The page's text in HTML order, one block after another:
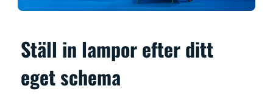
Ställ in lampor efter ditt
eget schema